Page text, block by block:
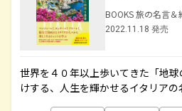
BOOKS 旅の名言＆
2022.11.18 発売
世界を４０年以上歩いてきた「地
けする、人生を輝かせるイタリア